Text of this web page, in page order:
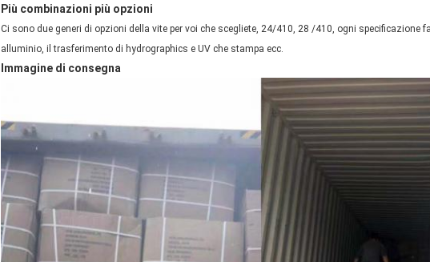
Più combinazioni più opzioni
Ci sono due generi di opzioni della vite per voi che scegliete, 24/410, 28 /410, ogni specificazione
alluminio, il trasferimento di hydrographics e UV che stampa ecc.
Immagine di consegna